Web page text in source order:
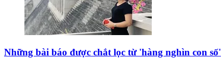
Những bài báo được chắt lọc từ 'hàng nghìn con số'